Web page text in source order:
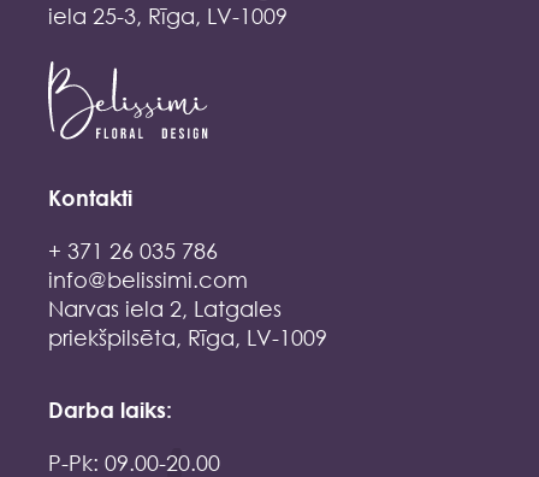
iela 25-3, Rīga, LV-1009
Kontakti
+ 371 26 035 786
info@belissimi.com
Narvas iela 2, Latgales
priekšpilsēta, Rīga, LV-1009
Darba laiks:
P-Pk: 09.00-20.00